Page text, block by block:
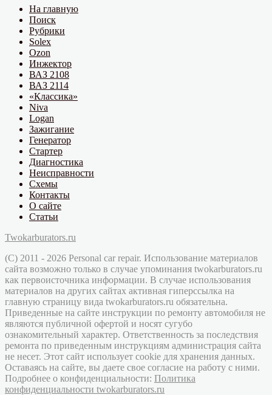
На главную
Поиск
Рубрики
Solex
Ozon
Инжектор
ВАЗ 2108
ВАЗ 2114
«Классика»
Niva
Logan
Зажигание
Генератор
Стартер
Диагностика
Неисправности
Схемы
Контакты
О сайте
Статьи
Twokarburators.ru
(C) 2011 - 2026 Personal car repair. Использование материалов
сайта возможно только в случае упоминания twokarburators.ru
как первоисточника информации. В случае использования
материалов на других сайтах активная гиперссылка на
главную страницу вида twokarburators.ru обязательна.
Приведенные на сайте инструкции по ремонту автомобиля не
являются публичной офертой и носят сугубо
ознакомительный характер. Ответственность за последствия
ремонта по приведенным инструкциям администрация сайта
не несет. Этот сайт использует cookie для хранения данных.
Оставаясь на сайте, вы даете свое согласие на работу с ними.
Подробнее о конфиденциальности: Политика
конфиденциальности twokarburators.ru